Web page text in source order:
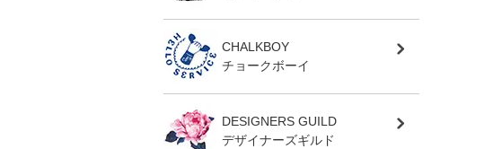
CHALKBOY
チョークボーイ
DESIGNERS GUILD
デザイナーズギルド